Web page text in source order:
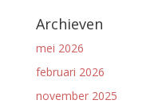
Archieven
mei 2026
februari 2026
november 2025